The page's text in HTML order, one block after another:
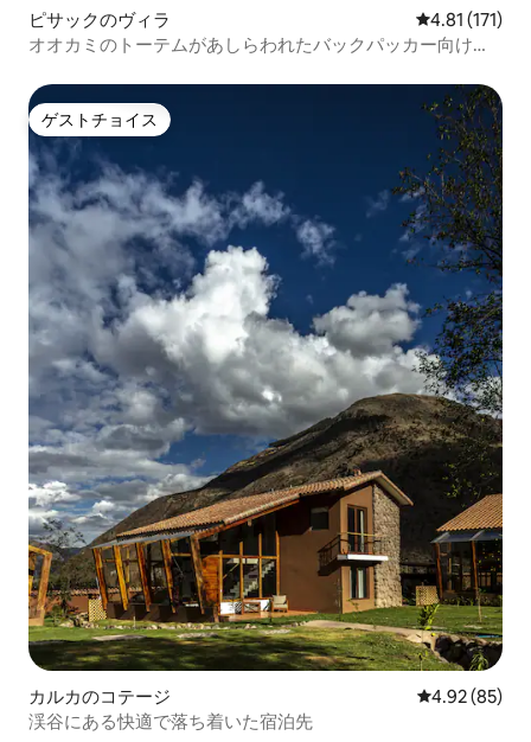
ピサックのヴィラ レビュー171
4.81 (171)
オオカミのトーテムがあしらわれたバックパッカー向けロ
ゲストチョイス
ゲストチョイス
カルカのコテージ レビュー85
4.92 (85)
渓谷にある快適で落ち着いた宿泊先